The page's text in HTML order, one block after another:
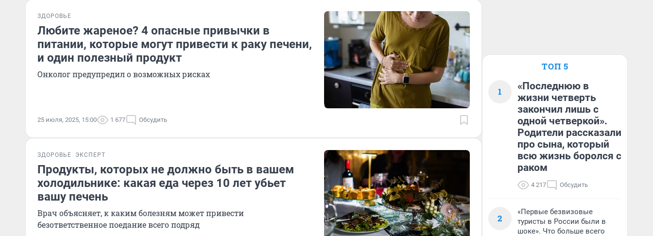
ЗДОРОВЬЕ
Любите жареное? 4 опасные привычки в
питании, которые могут привести к раку печени,
и один полезный продукт
Онколог предупредил о возможных рисках
25 июля, 2025, 15:00 1 677 Обсудить
ЗДОРОВЬЕ ЭКСПЕРТ
Продукты, которых не должно быть в вашем
холодильнике: какая еда через 10 лет убьет
вашу печень
Врач объясняет, к каким болезням может привести
безответственное поедание всего подряд
ТОП 5
1
«Последнюю в
жизни четверть
закончил лишь с
одной четверкой».
Родители рассказали
про сына, который
всю жизнь боролся с
раком
4 217 Обсудить
2
«Первые безвизовые
туристы в России были в
шоке». Что больше всего